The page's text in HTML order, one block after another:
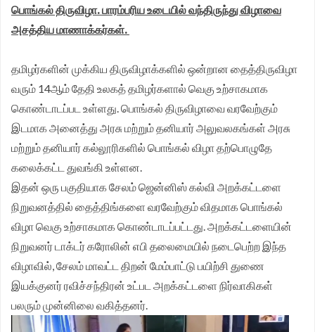
சங்க மாநில தலைவர் வேலுச்சாமி வேண்டுகோள்.
நினைவாகவும் மொத்தம் ரூ. 22,500 ரொக்கப் பரிசு
பொங்கல் திருவிழா. பாரம்பரிய உடையில் வந்திருந்து விழாவை
அசத்திய மாணாக்கர்கள்.
தமிழர்களின் முக்கிய திருவிழாக்களில் ஒன்றான தைத்திருவிழா
வரும் 14ஆம் தேதி உலகத் தமிழர்களால் வெகு உற்சாகமாக
கொண்டாடப்பட உள்ளது. பொங்கல் திருவிழாவை வரவேற்கும்
இடமாக அனைத்து அரசு மற்றும் தனியார் அலுவலகங்கள் அரசு
மற்றும் தனியார் கல்லூரிகளில் பொங்கல் விழா தற்பொழுதே
கலைக்கட்ட துவங்கி உள்ளன.
இதன் ஒரு பகுதியாக சேலம் ஜென்னிஸ் கல்வி அறக்கட்டளை
நிறுவனத்தில் தைத்திங்களை வரவேற்கும் விதமாக பொங்கல்
விழா வெகு உற்சாகமாக கொண்டாடப்பட்டது. அறக்கட்டளையின்
நிறுவனர் டாக்டர் கரோலின் எபி தலைமையில் நடைபெற்ற இந்த
விழாவில், சேலம் மாவட்ட திறன் மேம்பாட்டு பயிற்சி துணை
இயக்குனர் ரவிச்சந்திரன் உட்பட அறக்கட்டளை நிர்வாகிகள்
பலரும் முன்னிலை வகித்தனர்.